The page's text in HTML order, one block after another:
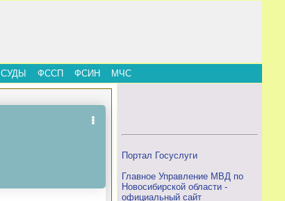
СУДЫ ФССП ФСИН МЧС
Портал Госуслуги
Главное Управление МВД по
Новосибирской области -
официальный сайт